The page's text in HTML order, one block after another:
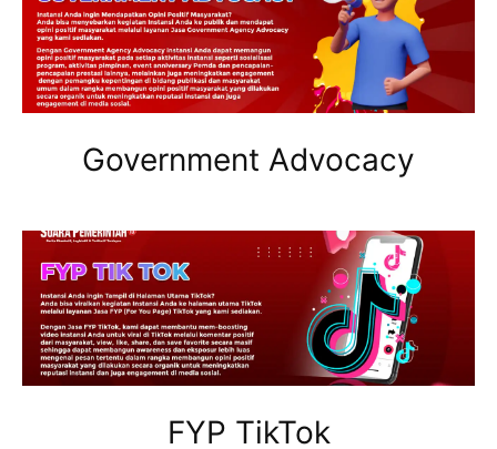
Government Advocacy
FYP TikTok